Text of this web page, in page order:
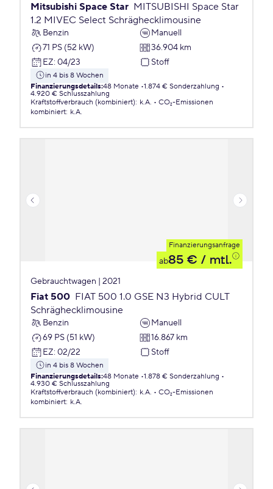
Mitsubishi Space Star MITSUBISHI Space Star
1.2 MIVEC Select Schräghecklimousine
Benzin
Manuell
71 PS (52 kW)
36.904 km
EZ: 04/23 Stoff
in 4 bis 8 Wochen
Finanzierungsdetails:48 Monate 1.874 € Sonderzahlung
4.920 € Schlusszahlung
Kraftstoffverbrauch (kombiniert): k.A.
CO₂-Emissionen
kombiniert: k.A.
Finanzierungsanfrage
ab85 € / mtl.
Gebrauchtwagen | 2021
Fiat 500 FIAT 500 1.0 GSE N3 Hybrid CULT
Schräghecklimousine
Benzin
Manuell
69 PS (51 kW)
16.867 km
EZ: 02/22 Stoff
in 4 bis 8 Wochen
Finanzierungsdetails:48 Monate 1.878 € Sonderzahlung
4.930 € Schlusszahlung
Kraftstoffverbrauch (kombiniert): k.A.
CO₂-Emissionen
kombiniert: k.A.